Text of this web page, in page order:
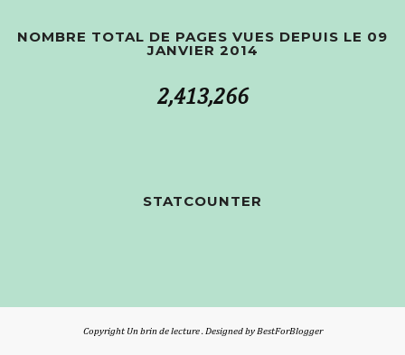
NOMBRE TOTAL DE PAGES VUES DEPUIS LE 09
JANVIER 2014
2,413,266
STATCOUNTER
Copyright Un brin de lecture. Designed by BestForBlogger